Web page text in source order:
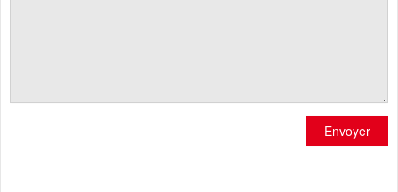
Envoyer